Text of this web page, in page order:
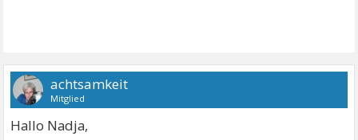
achtsamkeit
Mitglied
Hallo Nadja,